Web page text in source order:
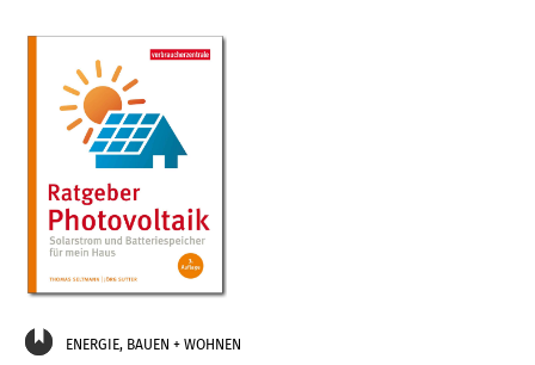
ENERGIE, BAUEN + WOHNEN